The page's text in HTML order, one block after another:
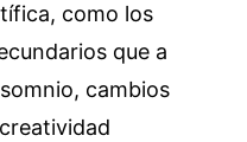
como los
que a
cambios